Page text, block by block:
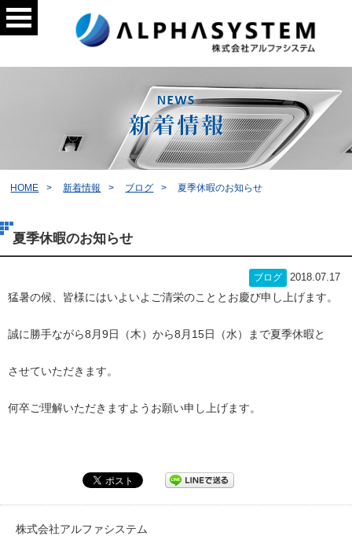
HOME 新着情報 ブログ 夏季休暇のお知らせ
夏季休暇のお知らせ
ブログ 2018.07.17
猛暑の候、皆様にはいよいよご清栄のこととお慶び申し上げます。
誠に勝手ながら8月9日（木）から8月15日（水）まで夏季休暇と
させていただきます。
何卒ご理解いただきますようお願い申し上げます。
株式会社アルファシステム